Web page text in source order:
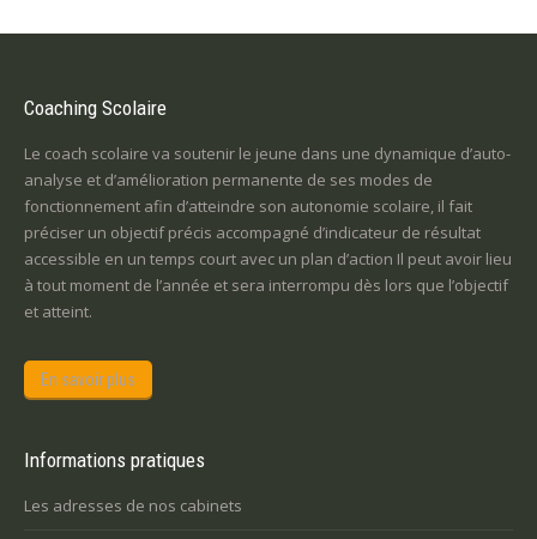
Coaching Scolaire
Le coach scolaire va soutenir le jeune dans une dynamique d’auto-
analyse et d’amélioration permanente de ses modes de
fonctionnement afin d’atteindre son autonomie scolaire, il fait
préciser un objectif précis accompagné d’indicateur de résultat
accessible en un temps court avec un plan d’action Il peut avoir lieu
à tout moment de l’année et sera interrompu dès lors que l’objectif
et atteint.
En savoir plus
Informations pratiques
Les adresses de nos cabinets